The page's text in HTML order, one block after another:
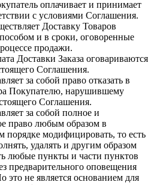
оплачивает и принимает
с условиями Соглашения.
Доставку Товаров
и в сроки, оговоренные
продажи.
Доставки Заказа оговариваются
Соглашения.
за собой право отказать в
Покупателю, нарушившему
Соглашения.
за собой полное и
право любым образом в
порядке модифицировать, то есть
удалять и другим образом
любые пункты и части пунктов
предварительного оповещения
это не является основанием для